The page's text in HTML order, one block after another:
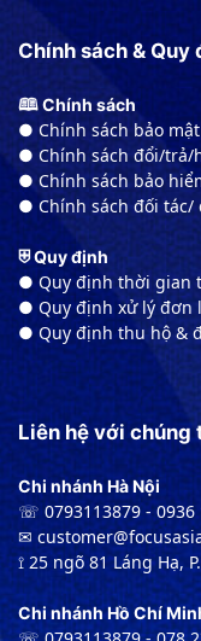
Chính sách & Quy
🕮 Chính sách
● Chính sách bảo mật
● Chính sách đổi/trả/
● Chính sách bảo
● Chính sách đối tác/
⛨ Quy định
● Quy định thời gian
● Quy định xử lý đơn
● Quy định thu hộ &
Liên hệ với chúng
Chi nhánh Hà Nội
☏ 0793113879 - 0936
✉︎
⟟ 25 ngõ 81 Láng Hạ,
Chi nhánh Hồ Chí